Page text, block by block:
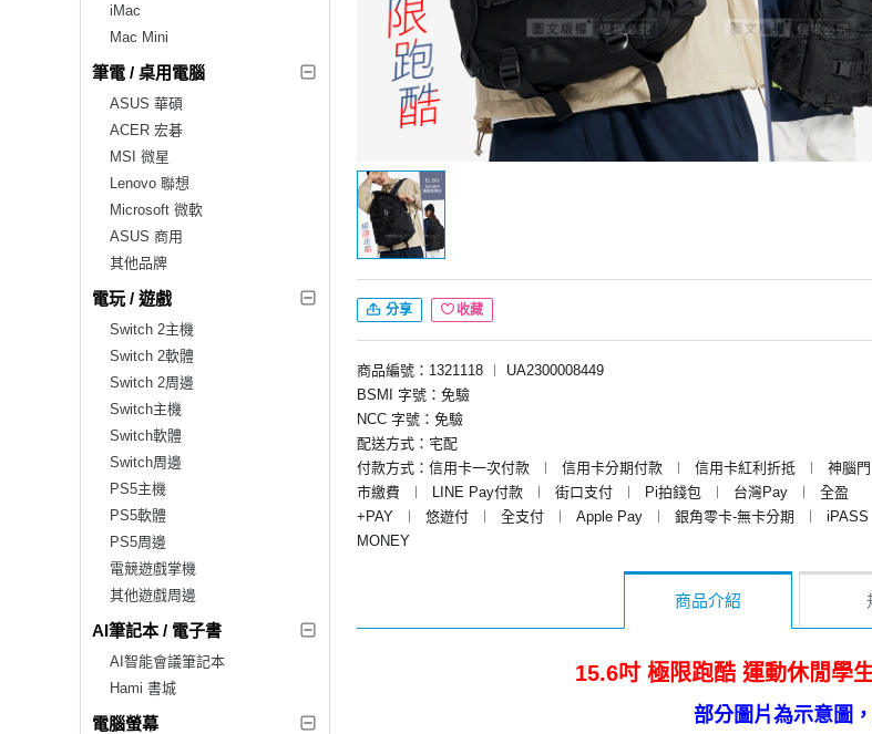
iMac
Mac Mini
筆電 / 桌用電腦
ASUS 華碩
ACER 宏碁
MSI 微星
Lenovo 聯想
Microsoft 微軟
ASUS 商用
其他品牌
電玩 / 遊戲
Switch 2主機
Switch 2軟體
Switch 2周邊
Switch主機
Switch軟體
Switch周邊
PS5主機
PS5軟體
PS5周邊
電競遊戲掌機
其他遊戲周邊
AI筆記本 / 電子書
AI智能會議筆記本
Hami 書城
電腦螢幕
分享 收藏
商品編號：1321118 ︱
UA2300008449
BSMI 字號：免驗
NCC 字號：免驗
配送方式：宅配
付款方式：信用卡一次付款
︱ 信用卡分期付款 ︱ 信用卡紅利折抵 ︱
神腦門
市繳費
︱ LINE Pay付款 ︱ 街口支付 ︱ Pi拍錢包 ︱ 台灣Pay ︱
全盈
+PAY
︱ 悠遊付 ︱ 全支付 ︱ Apple Pay ︱ 銀角零卡-無卡分期 ︱
iPASS
MONEY
商品介紹
15.6吋 極限跑酷 運動休閒學
部分圖片為示意圖